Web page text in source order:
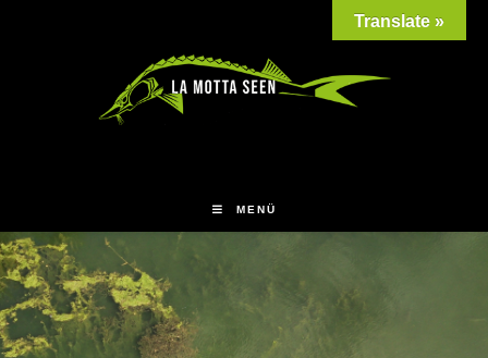
MENÜ
Translate »